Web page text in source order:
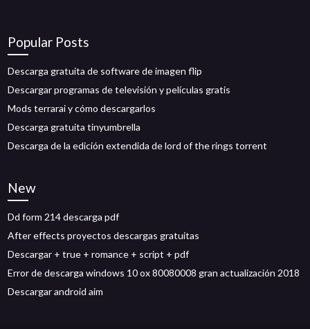
Popular Posts
Descarga gratuita de software de imagen flip
Descargar programas de televisión y películas gratis
Mods terrarai y cómo descargarlos
Descarga gratuita tinyumbrella
Descarga de la edición extendida de lord of the rings torrent
New
Dd form 214 descarga pdf
After effects proyectos descargas gratuitas
Descargar + true + romance + script + pdf
Error de descarga windows 10 ox 80080008 gran actualización 2018
Descargar android aim